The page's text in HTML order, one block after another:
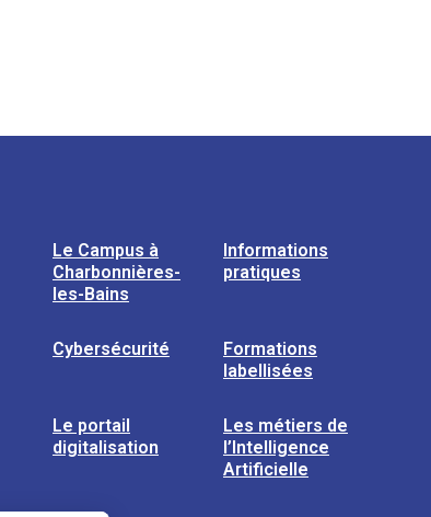
Le Campus à
Charbonnières-
les-Bains
Informations
pratiques
Cybersécurité
Formations
labellisées
Le portail
digitalisation
Les métiers de
l’Intelligence
Artificielle